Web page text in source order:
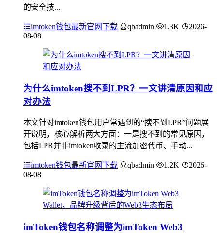
的安全技...
imtoken钱包最新官网下载 qbadmin 1.3K
2026-
08-08
为什么imtoken搜不到LPR？一文讲清原因和应
对办法
本文针对imtoken钱包用户常遇到的“搜不到LPR”问题展
开说明，核心解析两大方面：一是搜不到的常见原因，
包括LPR并非imtoken收录的主流加密代币、手动...
imtoken钱包最新官网下载 qbadmin 1.2K
2026-
08-08
imToken钱包名称调整为imToken Web3